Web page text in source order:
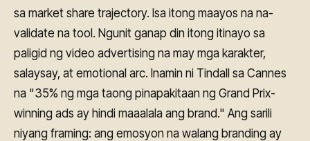
sa market share trajectory. Isa itong maayos na na-
validate na tool. Ngunit ganap din itong itinayo sa
paligid ng video advertising na may mga karakter,
salaysay, at emotional arc. Inamin ni Tindall sa Cannes
na "35% ng mga taong pinapakitaan ng Grand Prix-
winning ads ay hindi maaalala ang brand." Ang sarili
niyang framing: ang emosyon na walang branding ay